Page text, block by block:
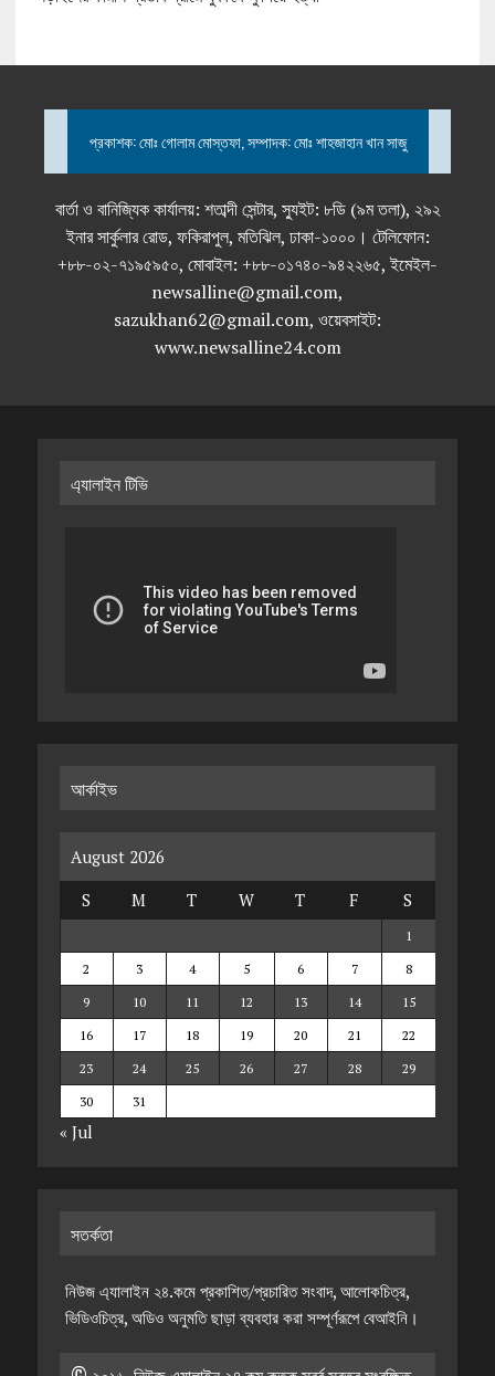
প্রকাশক: মোঃ গোলাম মোস্তফা, সম্পাদক: মোঃ শাহজাহান খান সাজু
বার্তা ও বানিজ্যিক কার্যালয়: শতাব্দী সেন্টার, স্যুইট: ৮ডি (৯ম তলা), ২৯২
ইনার সার্কুলার রোড, ফকিরাপুল, মতিঝিল, ঢাকা-১০০০। টেলিফোন:
+৮৮-০২-৭১৯৫৯৫০, মোবাইল: +৮৮-০১৭৪০-৯৪২২৬৫, ইমেইল-
newsalline@gmail.com,
sazukhan62@gmail.com, ওয়েবসাইট:
www.newsalline24.com
এ্যালাইন টিভি
আর্কাইভ
August 2026
S
M T W T F S
1
2
3 4 5 6 7
8
9
10 11 12 13 14
15
16
17 18 19 20 21
22
23
24 25 26 27 28
29
30
31
« Jul
সতর্কতা
নিউজ এ্যালাইন ২৪.কমে প্রকাশিত/প্রচারিত সংবাদ, আলোকচিত্র,
ভিডিওচিত্র, অডিও অনুমতি ছাড়া ব্যবহার করা সম্পূর্ণরূপে বেআইনি।